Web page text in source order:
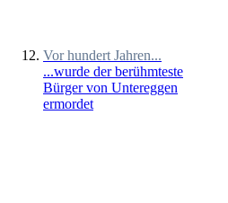
Vor hundert Jahren...
...wurde der berühmteste
Bürger von Untereggen
ermordet